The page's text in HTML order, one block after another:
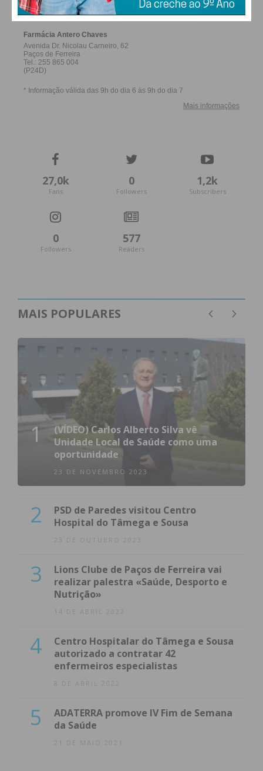
27,0k
Fans
0
Followers
1,2k
Subscribers
0
Followers
577
Readers
MAIS POPULARES
1
(VÍDEO) Carlos Alberto Silva vê
Unidade Local de Saúde como uma
oportunidade
23 DE NOVEMBRO 2023
2
PSD de Paredes visitou Centro
Hospital do Tâmega e Sousa
23 DE OUTUBRO 2023
3
Lions Clube de Paços de Ferreira vai
realizar palestra «Saúde, Desporto e
Nutrição»
14 DE ABRIL 2022
4
Centro Hospitalar do Tâmega e Sousa
autorizado a contratar 42
enfermeiros especialistas
8 DE ABRIL 2022
5
ADATERRA promove IV Fim de Semana
da Saúde
21 DE MAIO 2021